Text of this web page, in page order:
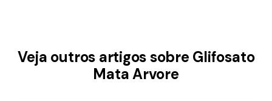
Veja outros artigos sobre Glifosato
Mata Arvore